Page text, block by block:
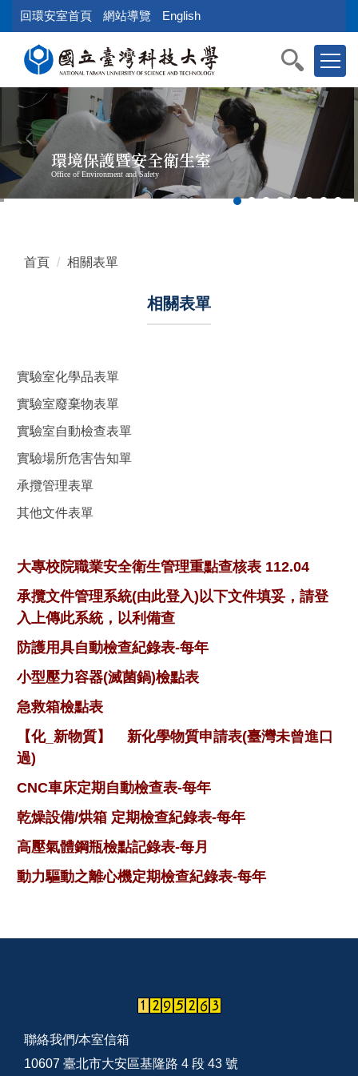
到
內
容
區
塊
回環安室首頁 網站導覽 English
環境保護暨安全衛生室
Office of Environment and Safety
首頁 相關表單
相關表單
實驗室化學品表單
實驗室廢棄物表單
實驗室自動檢查表單
實驗場所危害告知單
承攬管理表單
其他文件表單
大專校院職業安全衛生管理重點查核表 112.04
承攬文件管理系統(由此登入)以下文件填妥，請登
入上傳此系統，以利備查
防護用具自動檢查紀錄表-每年
小型壓力容器(滅菌鍋)檢點表
急救箱檢點表
【化_新物質】
新化學物質申請表(臺灣未曾進口
過)
CNC車床定期自動檢查表-每年
乾燥設備/烘箱 定期檢查紀錄表-每年
高壓氣體鋼瓶檢點記錄表-每月
動力驅動之離心機定期檢查紀錄表-每年
聯絡我們/本室信箱
10607 臺北市大安區基隆路 4 段 43 號